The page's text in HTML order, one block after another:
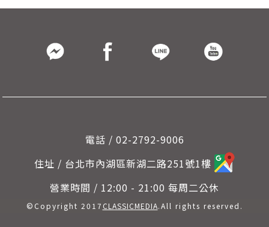
電話 / 02-2792-9006
住址 / 台北市內湖區新湖二路251號1樓
營業時間 / 12:00 - 21:00 每周二公休
©Copyright 2017 CLASSICMEDIA.All rights reserved.